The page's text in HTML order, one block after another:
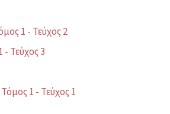
1 - Τεύχος 2
- Τεύχος 3
1 - Τεύχος 1